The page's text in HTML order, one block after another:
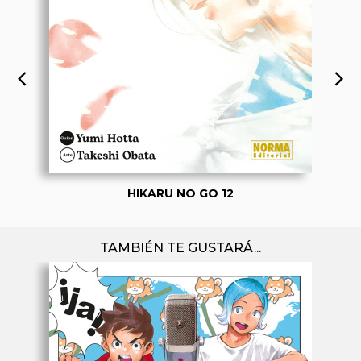
HIKARU NO GO 12
TAMBIÉN TE GUSTARÁ...